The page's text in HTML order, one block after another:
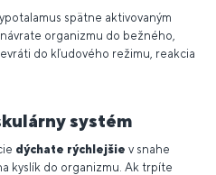
spätne aktivovaným
organizmu do bežného,
do kľudového režimu, reakcia
systém
dýchate rýchlejšie v snahe
kyslík do organizmu. Ak trpíte